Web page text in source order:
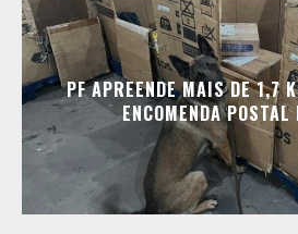
PF APREENDE MAIS DE 1,7
ENCOMENDA POSTAL